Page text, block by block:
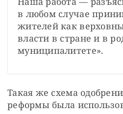
в любом случае
жителей как
власти в стране и в
муниципалитете».
Такая же схема
реформы была